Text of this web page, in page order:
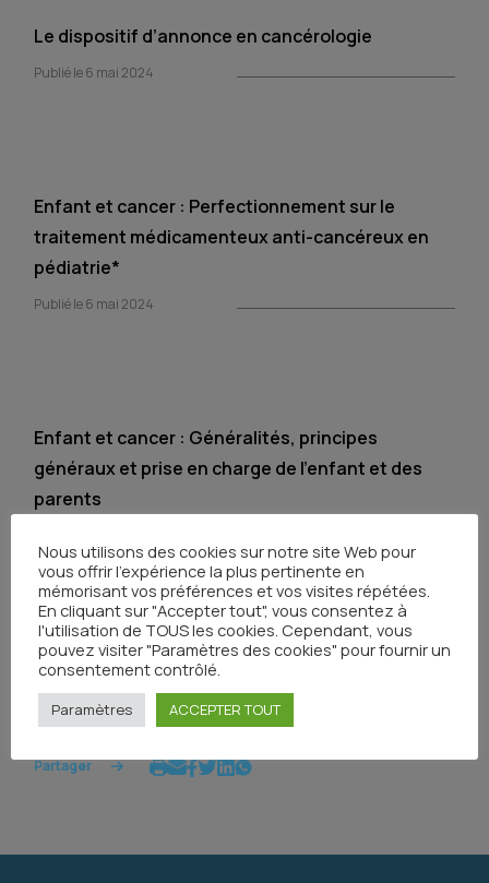
Le dispositif d’annonce en cancérologie
Publié le 6 mai 2024
Enfant et cancer : Perfectionnement sur le
traitement médicamenteux anti-cancéreux en
pédiatrie*
Publié le 6 mai 2024
Enfant et cancer : Généralités, principes
généraux et prise en charge de l’enfant et des
parents
Partager
Nous utilisons des cookies sur notre site Web pour
vous offrir l'expérience la plus pertinente en
mémorisant vos préférences et vos visites répétées.
En cliquant sur "Accepter tout", vous consentez à
l'utilisation de TOUS les cookies. Cependant, vous
pouvez visiter "Paramètres des cookies" pour fournir un
consentement contrôlé.
Paramètres ACCEPTER TOUT